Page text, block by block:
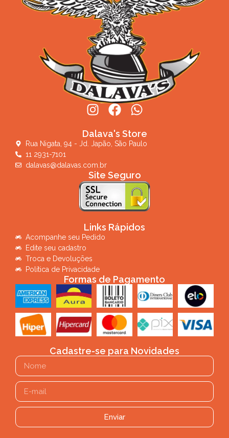
Dalava's Store
Rua Nigata, 94 - Jd. Japão, São Paulo
11 2931-7101
dalavas@dalavas.com.br
Site Seguro
Links Rápidos
Acompanhe seu Pedido
Edite seu cadastro
Troca e Devoluções
Política de Privacidade
Formas de Pagamento
Cadastre-se para Novidades
Enviar